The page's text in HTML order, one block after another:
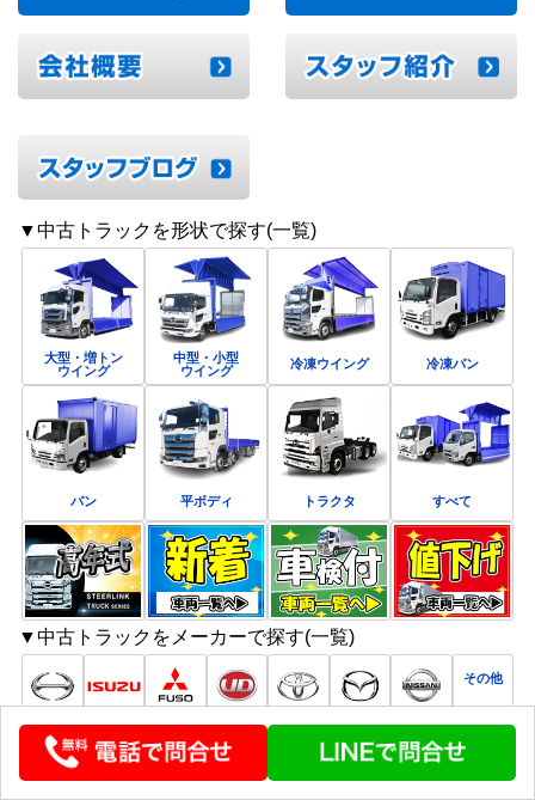
▼中古トラックを形状で探す(一覧)
大型・増トン
ウイング
中型・小型
ウイング
冷凍ウイング 冷凍バン
バン 平ボディ トラクタ すべて
▼中古トラックをメーカーで探す(一覧)
その他